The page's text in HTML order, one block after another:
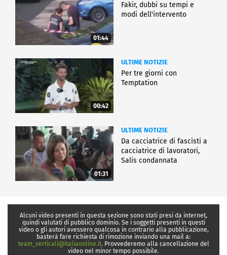
01:44
Fakir, dubbi su tempi e
modi dell'intervento
00:42
ULTIME NOTIZIE
Per tre giorni con
Temptation
01:31
ULTIME NOTIZIE
Da cacciatrice di fascisti a
cacciatrice di lavoratori,
Salis condannata
Alcuni video presenti in questa sezione sono stati presi da internet,
quindi valutati di pubblico dominio. Se i soggetti presenti in questi
video o gli autori avessero qualcosa in contrario alla pubblicazione,
basterà fare richiesta di rimozione inviando una mail a:
team_verticali@italiaonline.it. Provvederemo alla cancellazione del
video nel minor tempo possibile.